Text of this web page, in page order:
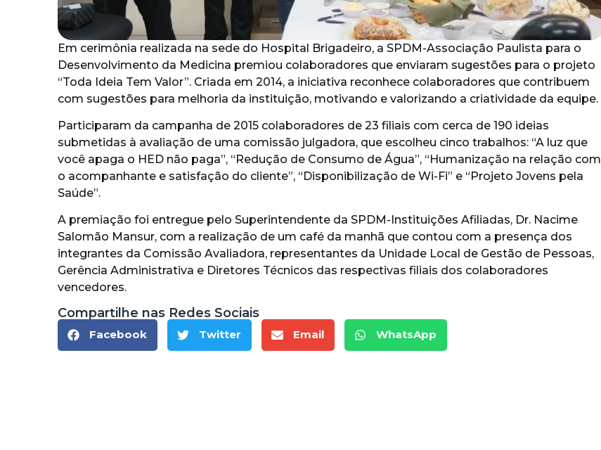
Em cerimônia realizada na sede do Hospital Brigadeiro, a SPDM-Associação Paulista para o
Desenvolvimento da Medicina premiou colaboradores que enviaram sugestões para o projeto
“Toda Ideia Tem Valor”. Criada em 2014, a iniciativa reconhece colaboradores que contribuem
com sugestões para melhoria da instituição, motivando e valorizando a criatividade da equipe.
Participaram da campanha de 2015 colaboradores de 23 filiais com cerca de 190 ideias
submetidas à avaliação de uma comissão julgadora, que escolheu cinco trabalhos: “A luz que
você apaga o HED não paga”, “Redução de Consumo de Água”, “Humanização na relação com
o acompanhante e satisfação do cliente”, “Disponibilização de Wi-Fi” e “Projeto Jovens pela
Saúde”.
A premiação foi entregue pelo Superintendente da SPDM-Instituições Afiliadas, Dr. Nacime
Salomão Mansur, com a realização de um café da manhã que contou com a presença dos
integrantes da Comissão Avaliadora, representantes da Unidade Local de Gestão de Pessoas,
Gerência Administrativa e Diretores Técnicos das respectivas filiais dos colaboradores
vencedores.
Compartilhe nas Redes Sociais
Facebook Twitter Email WhatsApp